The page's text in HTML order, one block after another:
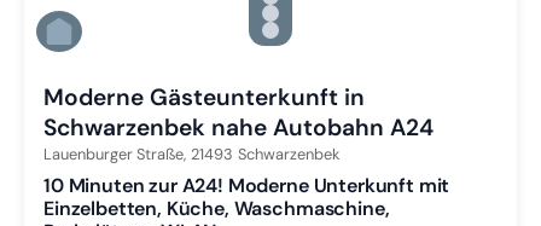
Zu Slide 4 wechseln
Zu Slide 5 wechseln
Zu Slide 6 wechseln
Moderne Gästeunterkunft in
Schwarzenbek nahe Autobahn A24
Lauenburger Straße, 21493 Schwarzenbek
10 Minuten zur A24! Moderne Unterkunft mit
Einzelbetten, Küche, Waschmaschine,